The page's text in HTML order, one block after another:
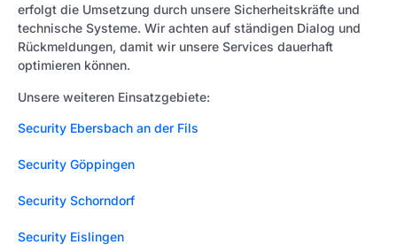
erfolgt die Umsetzung durch unsere Sicherheitskräfte und
technische Systeme. Wir achten auf ständigen Dialog und
Rückmeldungen, damit wir unsere Services dauerhaft
optimieren können.
Unsere weiteren Einsatzgebiete:
Security Ebersbach an der Fils
Security Göppingen
Security Schorndorf
Security Eislingen